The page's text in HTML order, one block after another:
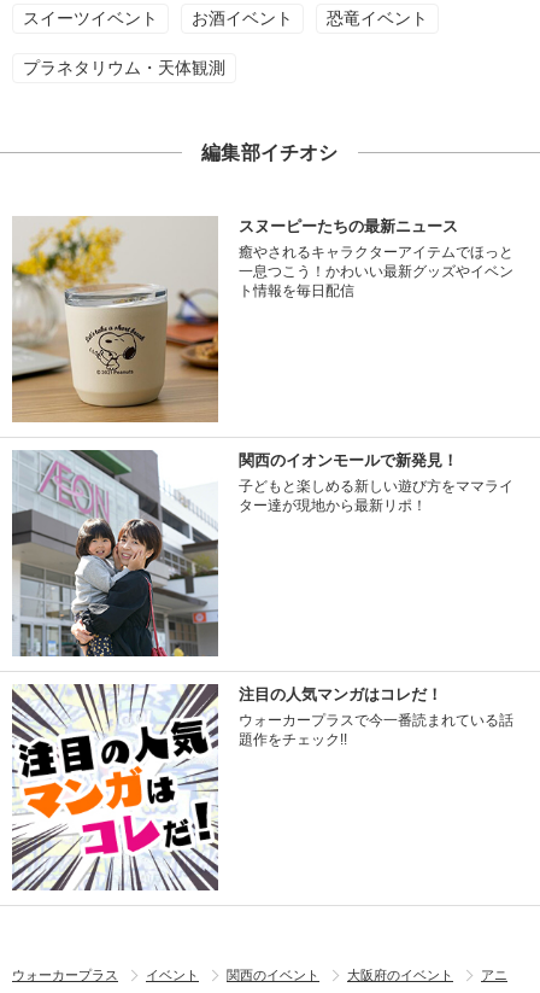
スイーツイベント お酒イベント 恐竜イベント
プラネタリウム・天体観測
編集部イチオシ
スヌーピーたちの最新ニュース
癒やされるキャラクターアイテムでほっと
一息つこう！かわいい最新グッズやイベン
ト情報を毎日配信
関西のイオンモールで新発見！
子どもと楽しめる新しい遊び方をママライ
ター達が現地から最新リポ！
注目の人気マンガはコレだ！
ウォーカープラスで今一番読まれている話
題作をチェック!!
ウォーカープラス イベント 関西のイベント 大阪府のイベント
アニ